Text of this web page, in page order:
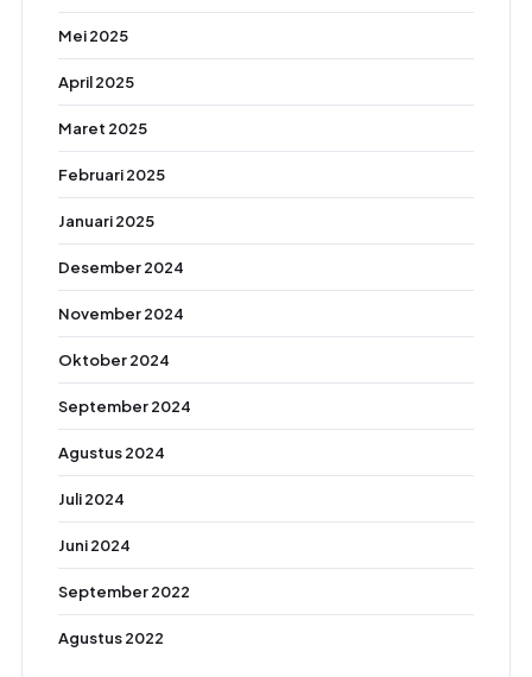
Mei 2025
April 2025
Maret 2025
Februari 2025
Januari 2025
Desember 2024
November 2024
Oktober 2024
September 2024
Agustus 2024
Juli 2024
Juni 2024
September 2022
Agustus 2022